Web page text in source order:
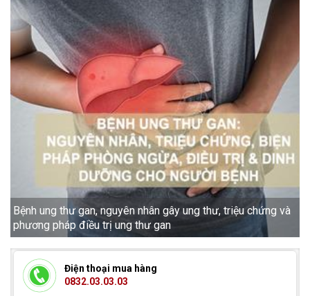
Bệnh ung thư gan, nguyên nhân gây ung thư, triệu chứng và
phương pháp điều trị ung thư gan
Điện thoại mua hàng
0832.03.03.03